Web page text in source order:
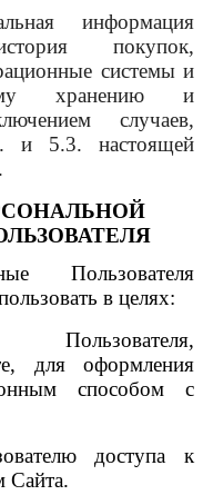
информация
покупок,
системы и
хранению и
случаев,
и 5.3. настоящей
Пользователя
в целях:
для оформления
способом с
доступа к
Сайта.